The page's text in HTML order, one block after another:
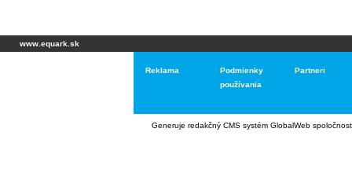
www.equark.sk
Reklama
Podmienky
používania
Partneri
Generuje redakčný CMS systém GlobalWeb